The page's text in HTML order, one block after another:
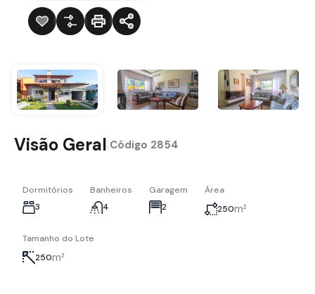
Visão Geral Código 2854
Dormitórios
3
Banheiros
4
Garagem
2
Área
250m²
Tamanho do Lote
250m²